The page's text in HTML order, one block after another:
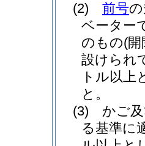
(2)
前号
ベーター
のもの(
設けられ
トル以上
と。
(3)
かご
る基準に